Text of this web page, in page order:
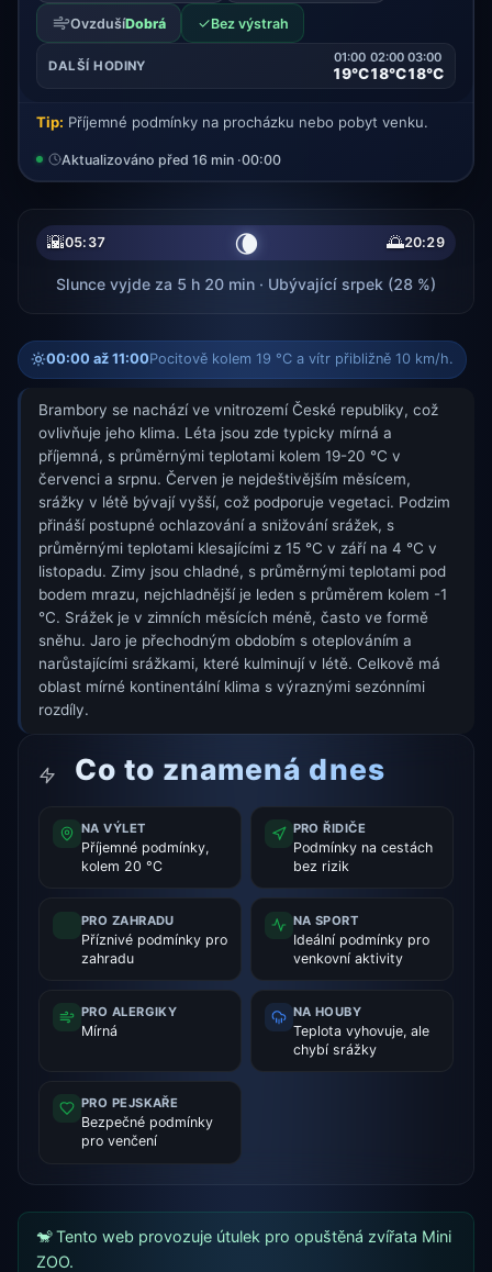
OvzdušíDobrá ✓Bez výstrah
DALŠÍ HODINY
01:00
19°C
02:00
18°C
03:00
18°C
Tip: Příjemné podmínky na procházku nebo pobyt venku.
Aktualizováno před 16 min ·00:00
🌇05:37 🌘 🌅20:29
Slunce vyjde za 5 h 20 min · Ubývající srpek (28 %)
00:00 až 11:00Pocitově kolem 19 °C a vítr přibližně 10 km/h.
Brambory se nachází ve vnitrozemí České republiky, což
ovlivňuje jeho klima. Léta jsou zde typicky mírná a
příjemná, s průměrnými teplotami kolem 19-20 °C v
červenci a srpnu. Červen je nejdeštivějším měsícem,
srážky v létě bývají vyšší, což podporuje vegetaci. Podzim
přináší postupné ochlazování a snižování srážek, s
průměrnými teplotami klesajícími z 15 °C v září na 4 °C v
listopadu. Zimy jsou chladné, s průměrnými teplotami pod
bodem mrazu, nejchladnější je leden s průměrem kolem -1
°C. Srážek je v zimních měsících méně, často ve formě
sněhu. Jaro je přechodným obdobím s oteplováním a
narůstajícími srážkami, které kulminují v létě. Celkově má
oblast mírné kontinentální klima s výraznými sezónními
rozdíly.
Co to znamená dnes
NA VÝLET
Příjemné podmínky,
kolem 20 °C
PRO ŘIDIČE
Podmínky na cestách
bez rizik
PRO ZAHRADU
Příznivé podmínky pro
zahradu
NA SPORT
Ideální podmínky pro
venkovní aktivity
PRO ALERGIKY
Mírná
NA HOUBY
Teplota vyhovuje, ale
chybí srážky
PRO PEJSKAŘE
Bezpečné podmínky
pro venčení
🐒 Tento web provozuje útulek pro opuštěná zvířata Mini
ZOO.